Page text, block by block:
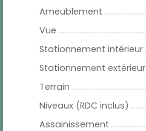
Ameublement
Vue
Stationnement intérieur
Stationnement extérieur
Terrain
Niveaux (RDC inclus)
Assainissement